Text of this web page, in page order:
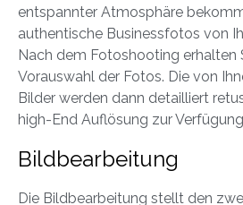
entspannter Atmosphäre
authentische Businessfotos von
Nach dem Fotoshooting erhalten
Vorauswahl der Fotos. Die von
Bilder werden dann detailliert
high-End Auflösung zur
Bildbearbeitung
Die Bildbearbeitung stellt den